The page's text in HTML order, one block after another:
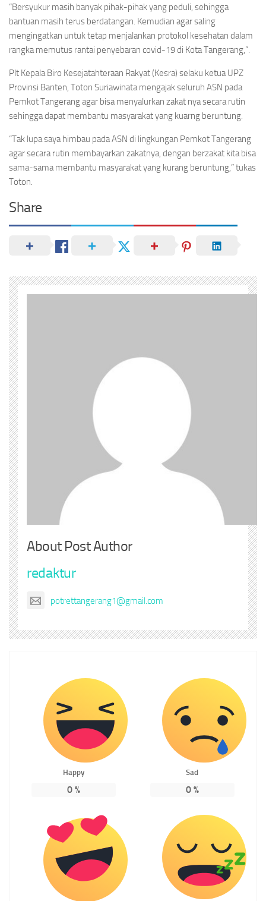
“Bersyukur masih banyak pihak-pihak yang peduli, sehingga
bantuan masih terus berdatangan. Kemudian agar saling
mengingatkan untuk tetap menjalankan protokol kesehatan dalam
rangka memutus rantai penyebaran covid-19 di Kota Tangerang,”.
Plt Kepala Biro Kesejatahteraan Rakyat (Kesra) selaku ketua UPZ
Provinsi Banten, Toton Suriawinata mengajak seluruh ASN pada
Pemkot Tangerang agar bisa menyalurkan zakat nya secara rutin
sehingga dapat membantu masyarakat yang kuarng beruntung.
“Tak lupa saya himbau pada ASN di lingkungan Pemkot Tangerang
agar secara rutin membayarkan zakatnya, dengan berzakat kita bisa
sama-sama membantu masyarakat yang kurang beruntung,” tukas
Toton.
Share
About Post Author
redaktur
potrettangerang1@gmail.com
Happy
0 %
Sad
0%